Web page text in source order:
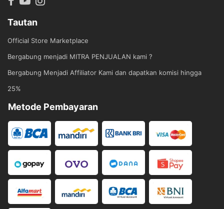
Tautan
Official Store Marketplace
Bergabung menjadi MITRA PENJUALAN kami ?
Bergabung Menjadi Affiliator Kami dan dapatkan komisi hingga
25%
Metode Pembayaran